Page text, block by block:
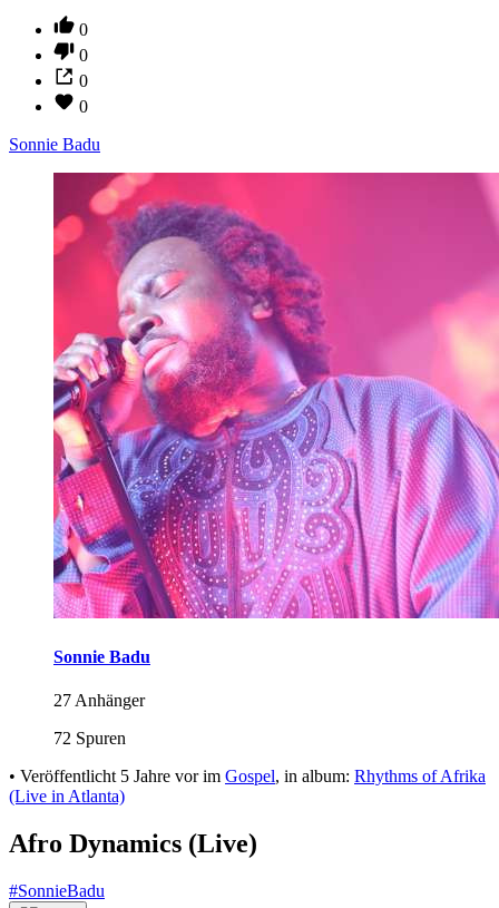
0
0
0
0
Sonnie Badu
Sonnie Badu
27 Anhänger
72 Spuren
• Veröffentlicht 5 Jahre vorim Gospel, in album: Rhythms of Afrika
(Live in Atlanta)
Afro Dynamics (Live)
#SonnieBadu